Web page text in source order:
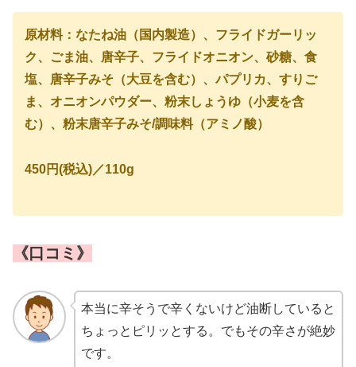
原材料：なたね油（国内製造）、フライドガーリッ
ク、ごま油、唐辛子、フライドオニオン、砂糖、食
塩、唐辛子みそ（大豆を含む）、パプリカ、すりご
ま、オニオンパウダー、粉末しょうゆ（小麦を含
む）、粉末唐辛子みそ/調味料（アミノ酸）
450円(税込)／110g
《口コミ》
本当に辛そうで辛くないけど油断していると
ちょっとピリッとする。でもその辛さが絶妙
です。